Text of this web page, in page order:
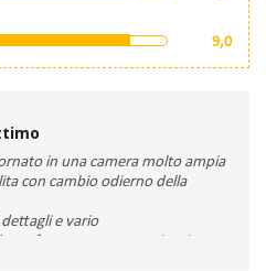
9,0
in una camera molto ampia
con cambio odierno della
e vario
fronte mare con spiaggia